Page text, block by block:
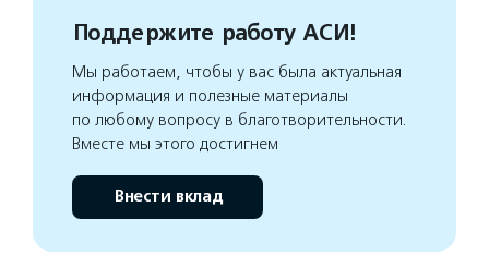
Поддержите работу АСИ!
Мы работаем, чтобы у вас была актуальная
информация и полезные материалы
по любому вопросу в благотворительности.
Вместе мы этого достигнем
Внести вклад